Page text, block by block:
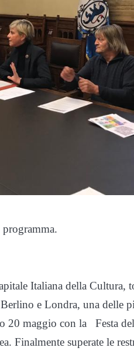
Italiana della Cultura,
e Londra, una delle
20 maggio con la Festa
Finalmente superate le